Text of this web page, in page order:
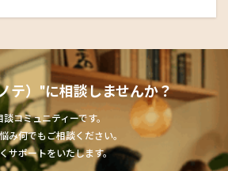
テ）"に相談しませんか？
コミュニティーです。
み何でもご相談ください。
サポートをいたします。